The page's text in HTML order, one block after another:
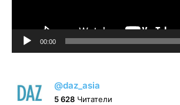
00:00
@daz_asia
5 628 Читатели